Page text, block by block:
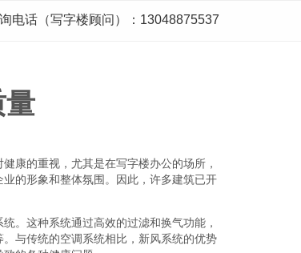
电话（写字楼顾问）：13048875537
康的重视，尤其是在写字楼办公的场所，
的形象和整体氛围。因此，许多建筑已开
。这种系统通过高效的过滤和换气功能，
与传统的空调系统相比，新风系统的优势